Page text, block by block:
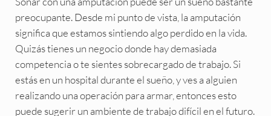
preocupante. Desde mi punto de vista, la amputación
significa que estamos sintiendo algo perdido en la vida.
Quizás tienes un negocio donde hay demasiada
competencia o te sientes sobrecargado de trabajo. Si
estás en un hospital durante el sueño, y ves a alguien
realizando una operación para armar, entonces esto
puede sugerir un ambiente de trabajo difícil en el futuro.